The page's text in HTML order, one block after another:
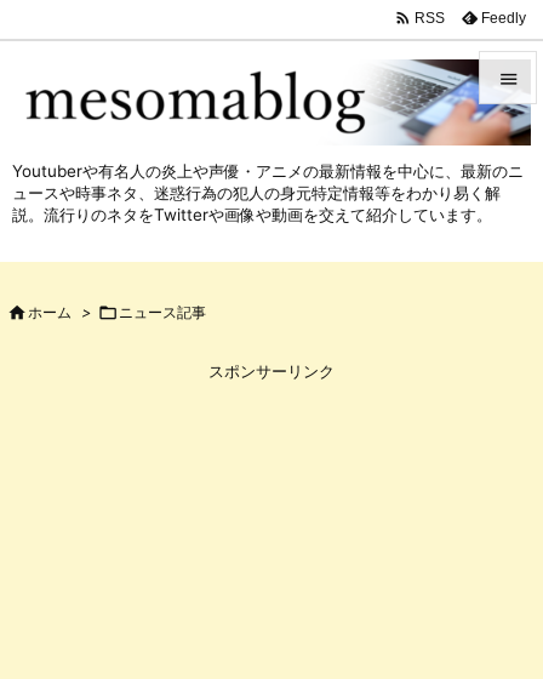



 RSS Feedly
Youtuberや有名人の炎上や声優・アニメの最新情報を中心に、最新のニ
ュースや時事ネタ、迷惑行為の犯人の身元特定情報等をわかり易く解
説。流行りのネタをTwitterや画像や動画を交えて紹介しています。
 ホーム >  ニュース記事
スポンサーリンク